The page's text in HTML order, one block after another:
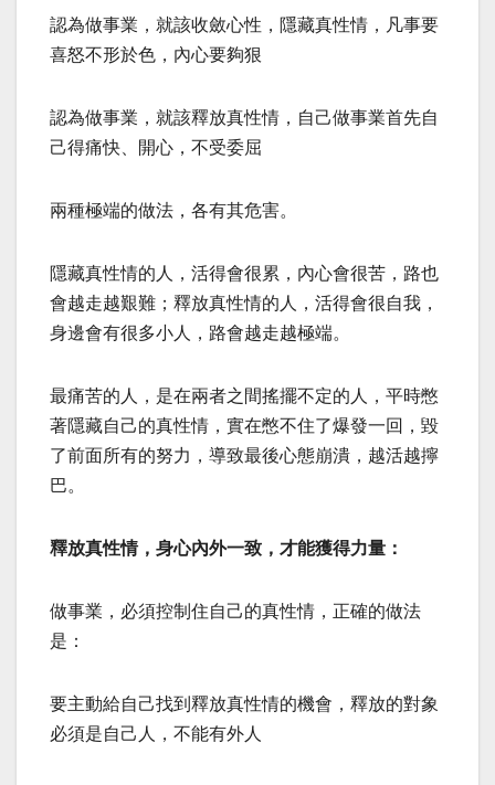
認為做事業，就該收斂心性，隱藏真性情，凡事要
喜怒不形於色，內心要夠狠
認為做事業，就該釋放真性情，自己做事業首先自
己得痛快、開心，不受委屈
兩種極端的做法，各有其危害。
隱藏真性情的人，活得會很累，內心會很苦，路也
會越走越艱難；釋放真性情的人，活得會很自我，
身邊會有很多小人，路會越走越極端。
最痛苦的人，是在兩者之間搖擺不定的人，平時憋
著隱藏自己的真性情，實在憋不住了爆發一回，毀
了前面所有的努力，導致最後心態崩潰，越活越擰
巴。
釋放真性情，身心內外一致，才能獲得力量：
做事業，必須控制住自己的真性情，正確的做法
是：
要主動給自己找到釋放真性情的機會，釋放的對象
必須是自己人，不能有外人